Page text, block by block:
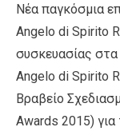
Νέα παγκόσμια
Angelo di Spirito
συσκευασίας στα
Angelo di Spirito
Βραβείο
Awards 2015)